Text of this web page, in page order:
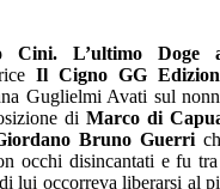
Cini. L’ultimo Doge
Il Cigno GG
Guglielmi Avati sul
diMarco di
Bruno Guerri
occhi disincantati e fu
lui occorreva liberarsi al